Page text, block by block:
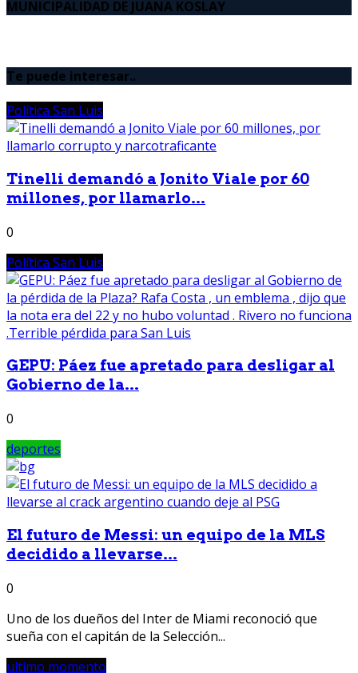
MUNICIPALIDAD DE JUANA KOSLAY
Te puede interesar..
Política San Luis
Tinelli demandó a Jonito Viale por 60
millones, por llamarlo...
0
Política San Luis
GEPU: Páez fue apretado para desligar al
Gobierno de la...
0
deportes
El futuro de Messi: un equipo de la MLS
decidido a llevarse...
0
Uno de los dueños del Inter de Miami reconoció que
sueña con el capitán de la Selección...
ultimo momento